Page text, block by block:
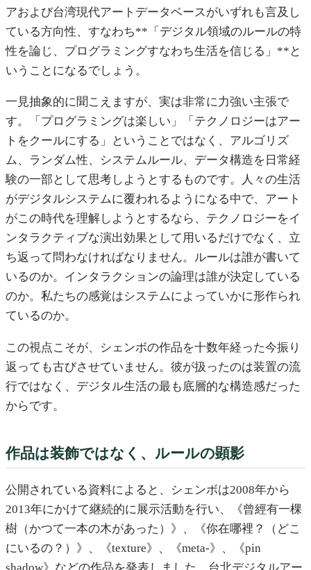
アおよび台湾現代アートデータベースがいずれも言及し
ている方向性、すなわち**「デジタル領域のルールの特
性を論じ、プログラミングすなわち生活を信じる」**と
いうことになるでしょう。
一見抽象的に聞こえますが、実は非常に力強い主張で
す。「プログラミングは楽しい」「テクノロジーはアー
トをクールにする」ということではなく、アルゴリズ
ム、ランダム性、システムルール、データ構造を日常経
験の一部として思考しようとするものです。人々の生活
がデジタルシステムに覆われるようになる中で、アート
がこの時代を理解しようとするなら、テクノロジーをイ
ンタラクティブな演出効果として用いるだけでなく、立
ち返って問わなければなりません。ルールは誰が書いて
いるのか。インタラクションの論理は誰が決定している
のか。私たちの感覚はシステムによっていかに形作られ
ているのか。
この視点こそが、シェンボの作品を十数年経った今振り
返っても古びさせていません。彼が扱ったのは装置の流
行ではなく、デジタル生活の最も底層的な構造感だった
からです。
作品は装飾ではなく、ルールの顕影
公開されている資料によると、シェンボは2008年から
2013年にかけて継続的に展示活動を行い、《曾經有一棵
樹（かつて一本の木があった）》、《你在哪裡？（どこ
にいるの？）》、《texture》、《meta-》、《pin